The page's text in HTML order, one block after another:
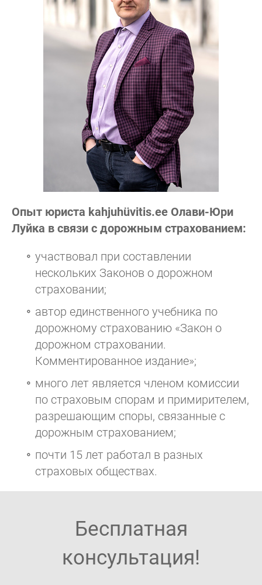
Опыт юриста kahjuhüvitis.ee Олави-Юри
Луйка в связи с дорожным страхованием:
участвовал при составлении
нескольких Законов о дорожном
страховании;
автор единственного учебника по
дорожному страхованию «Закон о
дорожном страховании.
Комментированное издание»;
много лет является членом комиссии
по страховым спорам и примирителем,
разрешающим споры, связанные с
дорожным страхованием;
почти 15 лет работал в разных
страховых обществах.
Бесплатная
консультация!